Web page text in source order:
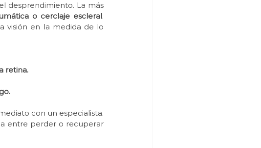
desprendimiento. La más
o cerclaje escleral.
visión en la medida de lo
retina.
con un especialista.
entre perder o recuperar